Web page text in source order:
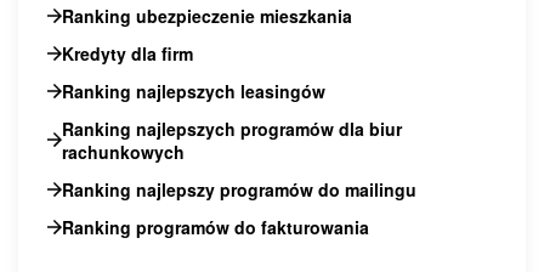
Ranking ubezpieczenie mieszkania
Kredyty dla firm
Ranking najlepszych leasingów
Ranking najlepszych programów dla biur
rachunkowych
Ranking najlepszy programów do mailingu
Ranking programów do fakturowania